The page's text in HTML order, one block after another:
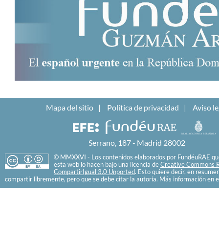
Mapa del sitio Política de privacidad Aviso
Serrano, 187 - Madrid 28002
© MMXXVI - Los contenidos elaborados por FundéuRAE
esta web lo hacen bajo una licencia de Creative Commons
CompartirIgual 3.0 Unported. Esto quiere decir, en
compartir libremente, pero que se debe citar la autoría. Más información en